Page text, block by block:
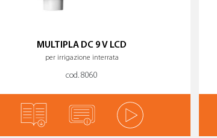
MULTIPLA DC 9 V LCD
per irrigazione interrata
cod. 8060